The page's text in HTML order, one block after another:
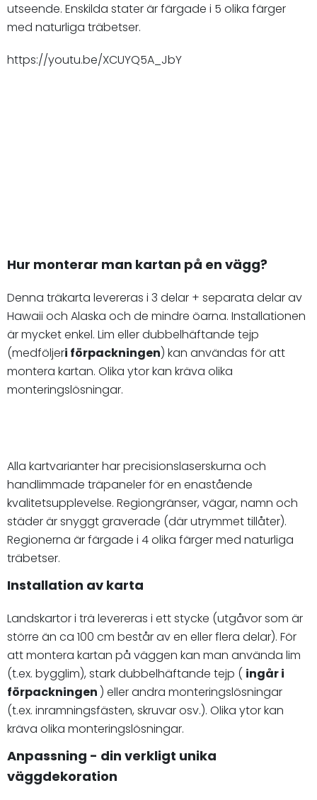
utseende. Enskilda stater är färgade i 5 olika färger
med naturliga träbetser.
https://youtu.be/XCUYQ5A_JbY
Hur monterar man kartan på en vägg?
Denna träkarta levereras i 3 delar + separata delar av
Hawaii och Alaska och de mindre öarna. Installationen
är mycket enkel. Lim eller dubbelhäftande tejp
(medföljeri förpackningen) kan användas för att
montera kartan. Olika ytor kan kräva olika
monteringslösningar.
Alla kartvarianter har precisionslaserskurna och
handlimmade träpaneler för en enastående
kvalitetsupplevelse. Regiongränser, vägar, namn och
städer är snyggt graverade (där utrymmet tillåter).
Regionerna är färgade i 4 olika färger med naturliga
träbetser.
Installation av karta
Landskartor i trä levereras i ett stycke (utgåvor som är
större än ca 100 cm består av en eller flera delar). För
att montera kartan på väggen kan man använda lim
(t.ex. bygglim), stark dubbelhäftande tejp ( ingår i
förpackningen ) eller andra monteringslösningar
(t.ex. inramningsfästen, skruvar osv.). Olika ytor kan
kräva olika monteringslösningar.
Anpassning - din verkligt unika
väggdekoration